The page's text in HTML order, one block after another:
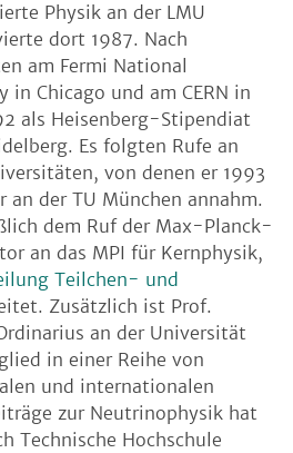
Physik an der LMU
dort 1987. Nach
am Fermi National
in Chicago und am CERN in
als Heisenberg-Stipendiat
Es folgten Rufe an
von denen er 1993
an der TU München annahm.
dem Ruf der Max-Planck-
an das MPI für Kernphysik,
Teilchen- und
Zusätzlich ist Prof.
an der Universität
in einer Reihe von
und internationalen
zur Neutrinophysik hat
Technische Hochschule